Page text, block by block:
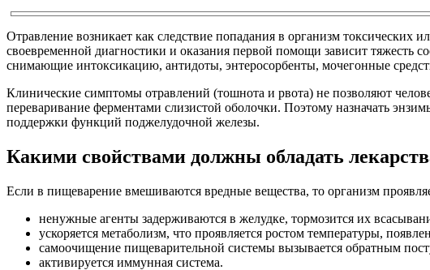
Отравление возникает как следствие попадания в организм
своевременной диагностики и оказания первой помощи зависит тяжесть
снимающие интоксикацию, антидоты, энтеросорбенты, мочегонные
Клинические симптомы отравлений (тошнота и рвота) не позволяют
переваривание ферментами слизистой оболочки. Поэтому назначать
поддержки функций поджелудочной железы.
Какими свойствами должны обладать
Если в пищеварение вмешиваются вредные вещества, то организм
ненужные агенты задерживаются в желудке, тормозится их
ускоряется метаболизм, что проявляется ростом температуры,
самоочищение пищеварительной системы вызывается обратным
активируется иммунная система.